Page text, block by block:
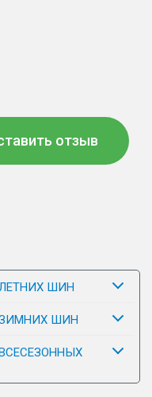
отзыв
ШИН
ШИН